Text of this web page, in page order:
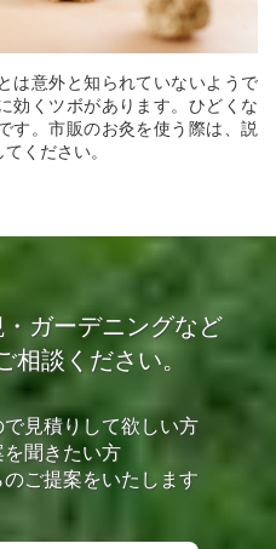
は意外と知られていないようで
効くツボがあります。ひどくな
す。市販のお灸を使う際は、説
ください。
ガーデニングなど
相談ください。
見積りして欲しい方
聞きたい方
ご提案をいたします